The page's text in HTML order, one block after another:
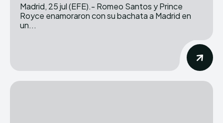
Madrid, 25 jul (EFE).- Romeo Santos y Prince
Royce enamoraron con su bachata a Madrid en
un...